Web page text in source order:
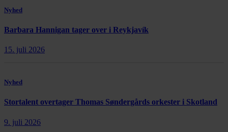
Nyhed
Barbara Hannigan tager over i Reykjavík
15. juli 2026
Nyhed
Stortalent overtager Thomas Søndergårds orkester i Skotland
9. juli 2026